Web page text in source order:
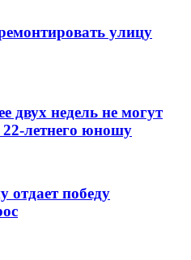
улицу
двух недель не могут
летнего юношу
победу